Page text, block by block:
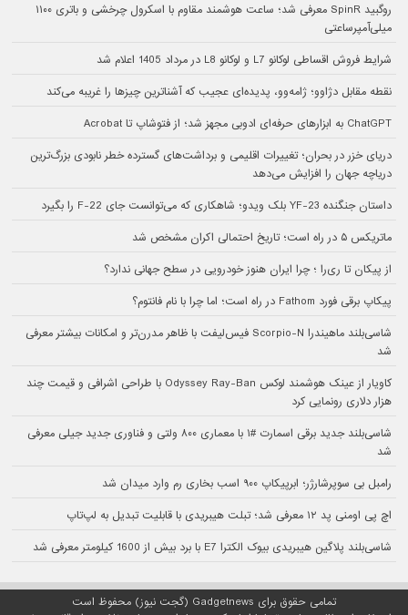
روگبید SpinR معرفی شد؛ ساعت هوشمند مقاوم با اسکرول چرخشی و باتری ۱۱۰۰
میلی‌آمپرساعتی
شرایط فروش اقساطی لوکانو L7 و لوکانو L8 در مرداد 1405 اعلام شد
نقطه مقابل دژاوو؛ ژامه‌وو، پدیده‌ای عجیب که آشناترین چیزها را غریبه می‌کند
ChatGPT به ابزارهای حرفه‌ای ادوبی مجهز شد؛ از فتوشاپ تا Acrobat
دریای خزر در بحران؛ تغییرات اقلیمی و برداشت‌های گسترده خطر نابودی بزرگ‌ترین
دریاچه جهان را افزایش می‌دهد
داستان جنگنده YF-23 بلک ویدو؛ شاهکاری که می‌توانست جای F-22 را بگیرد
ماتریکس ۵ در راه است؛ تاریخ احتمالی اکران مشخص شد
از پیکان تا ری‌را ؛ چرا ایران هنوز خودرویی در سطح جهانی ندارد؟
پیکاپ برقی فورد Fathom در راه است؛ اما چرا با نام فانتوم؟
شاسی‌بلند ماهیندرا Scorpio-N فیس‌لیفت با ظاهر مدرن‌تر و امکانات بیشتر معرفی
شد
کاویار از عینک هوشمند لوکس Odyssey Ray-Ban با طراحی اشرافی و قیمت چند
هزار دلاری رونمایی کرد
شاسی‌بلند جدید برقی اسمارت #۱ با معماری ۸۰۰ ولتی و فناوری جدید جیلی معرفی
شد
رامبل بی سوپرشارژر؛ ابرپیکاپ ۹۰۰ اسب بخاری رم وارد میدان شد
اچ پی اومنی پد ۱۲ معرفی شد؛ تبلت هیبریدی با قابلیت تبدیل به لپ‌تاپ
شاسی‌بلند پلاگین هیبریدی بیوک الکترا E7 با برد بیش از 1600 کیلومتر معرفی شد
تمامی حقوق برای Gadgetnews (گجت نیوز) محفوظ است